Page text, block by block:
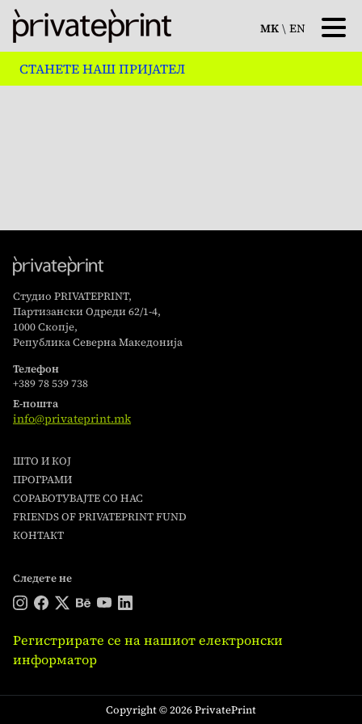
MK \ EN
СТАНЕТЕ НАШ ПРИЈАТЕЛ
Студио PRIVATEPRINT,
Партизански Одреди 62/1-4,
1000 Скопје,
Република Северна Македонија
Телефон
+389 78 539 738
Е-пошта
info@privateprint.mk
ШТО И КОЈ
ПРОГРАМИ
СОРАБОТУВАЈТЕ СО НАС
FRIENDS OF PRIVATEPRINT FUND
КОНТАКТ
Следете не
Регистрирате се на нашиот електронски
информатор
Copyright © 2026 PrivatePrint